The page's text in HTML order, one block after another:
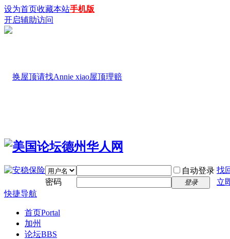
设为首页收藏本站手机版
开启辅助访问
自动登录 找
密码
登录
立
快捷导航
首页Portal
加州
论坛BBS